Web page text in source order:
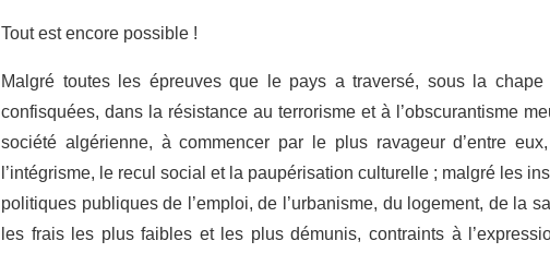
Tout est encore possible !
Malgré toutes les épreuves que le pays a traversé, sous la
confisquées, dans la résistance au terrorisme et à l’obscurantisme
société algérienne, à commencer par le plus ravageur d’entre
l’intégrisme, le recul social et la paupérisation culturelle ; malgré les
politiques publiques de l’emploi, de l’urbanisme, du logement, de la
les frais les plus faibles et les plus démunis, contraints à